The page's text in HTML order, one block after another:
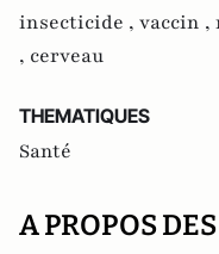
insecticide , vaccin ,
, cerveau
THEMATIQUES
Santé
A PROPOS